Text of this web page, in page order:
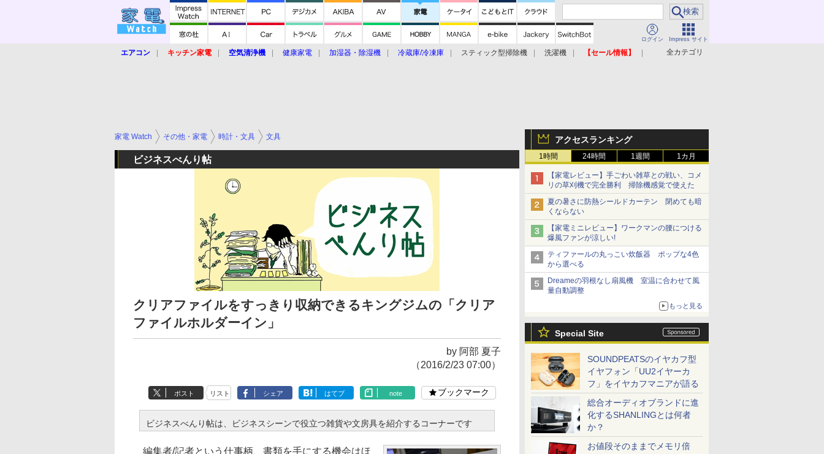
ログイン Impress サイト
全カテゴリ
エアコン キッチン家電 空気清浄機 健康家電 加湿器・除湿機 冷蔵庫/冷凍庫 スティック型掃除機 洗濯機
【セール情報】
アクセスランキング
1時間 24時間 1週間 1カ月
【家電レビュー】手ごわい雑草との戦い、コメ
リの草刈機で完全勝利 掃除機感覚で使えた
夏の暑さに防熱シールドカーテン 閉めても暗
くならない
【家電ミニレビュー】ワークマンの腰につける
爆風ファンが涼しい!
ティファールの丸っこい炊飯器 ポップな4色
から選べる
Dreameの羽根なし扇風機 室温に合わせて風
量自動調整
もっと見る
Special Site
SOUNDPEATSのイヤカフ型
イヤフォン「UU2イヤーカ
フ」をイヤカフマニアが語る
総合オーディオブランドに進
化するSHANLINGとは何者
か？
お値段そのままでメモリ倍
家電 Watch その他・家電 時計・文具 文具
ビジネスべんり帖
クリアファイルをすっきり収納できるキングジムの「クリア
ファイルホルダーイン」
by 阿部 夏子
（2016/2/23 07:00）
ポスト リスト シェア はてブ note ブックマーク
ビジネスべんり帖は、ビジネスシーンで役立つ雑貨や文房具を紹介するコーナーです
編集者/記者という仕事柄、書類を手にする機会はほ